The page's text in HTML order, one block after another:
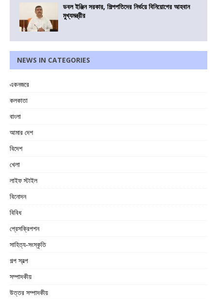
ডবল ইঞ্জিন সরকার, শিল্পপতিদের নির্ভয়ে বিনিয়োগের আহবান
মুখ্যমন্ত্রীর
NEWS IN CATEGORIES
একনজরে
কলকাতা
বাংলা
আমার দেশ
বিদেশ
খেলা
লাইফ স্টাইল
বিনোদন
বিবিধ
প্রেসক্রিপশন
সাহিত্য-সংস্কৃতি
গল্প স্বল্প
সম্পাদকীয়
উত্তর সম্পাদকীয়